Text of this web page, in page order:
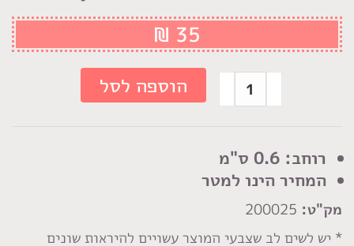
רוחב: 0.6 ס"מ
המחיר הינו למטר
מק"ט:
* יש לשים לב שצבעי המוצר עשויים להיראות שונים
₪ 35
כמות
של
חוליות
עבות
כסף
0.6
הוספה לסל